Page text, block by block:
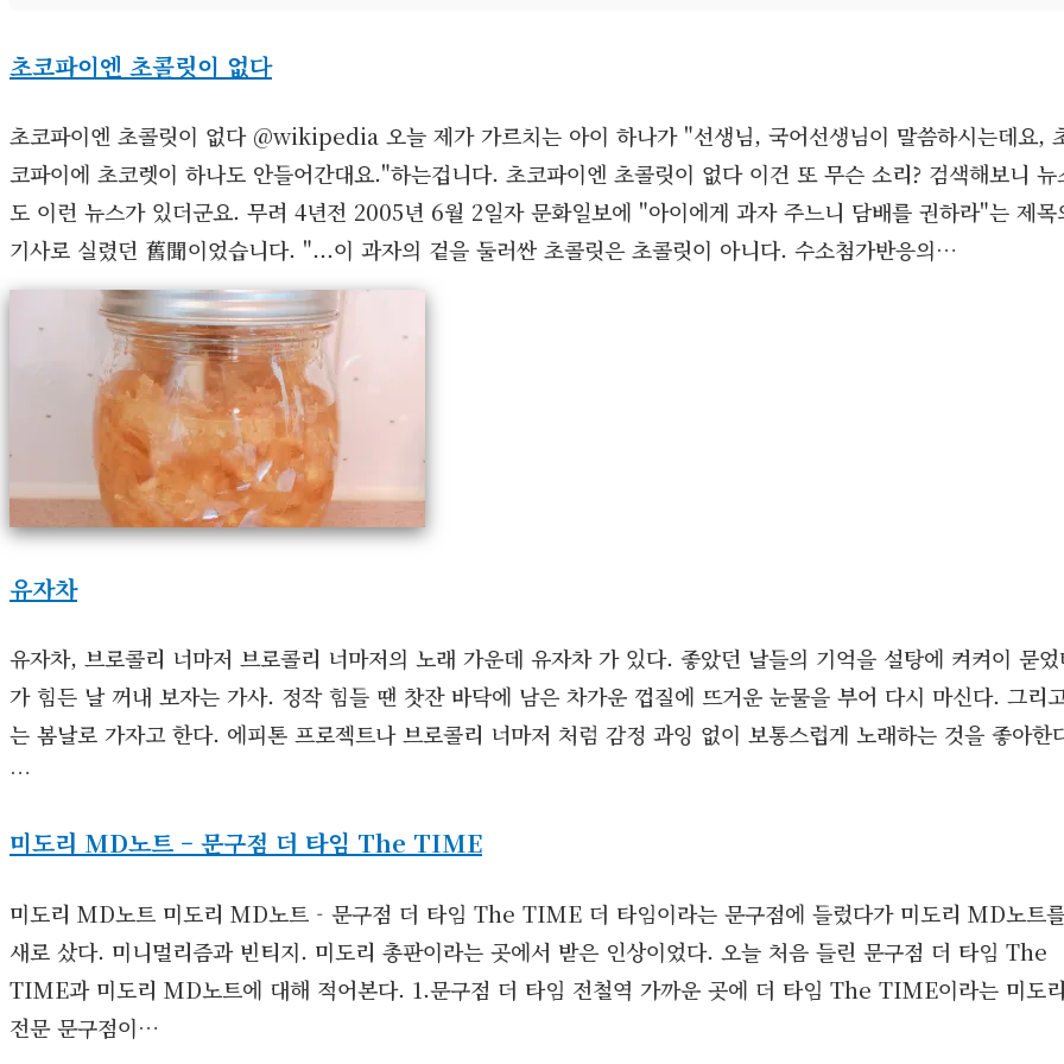
초코파이엔 초콜릿이 없다
초코파이엔 초콜릿이 없다 @wikipedia 오늘 제가 가르치는 아이 하나가 "선생님, 국어선생님이 말씀하시는데요,
코파이에 초코렛이 하나도 안들어간대요."하는겁니다. 초코파이엔 초콜릿이 없다 이건 또 무슨 소리? 검색해보니 뉴
도 이런 뉴스가 있더군요. 무려 4년전 2005년 6월 2일자 문화일보에 "아이에게 과자 주느니 담배를 권하라"는 제목
기사로 실렸던 舊聞이었습니다. "...이 과자의 겉을 둘러싼 초콜릿은 초콜릿이 아니다. 수소첨가반응의…
유자차
유자차, 브로콜리 너마저 브로콜리 너마저의 노래 가운데 유자차 가 있다. 좋았던 날들의 기억을 설탕에 켜켜이 묻
가 힘든 날 꺼내 보자는 가사. 정작 힘들 땐 찻잔 바닥에 남은 차가운 껍질에 뜨거운 눈물을 부어 다시 마신다. 그리
는 봄날로 가자고 한다. 에피톤 프로젝트나 브로콜리 너마저 처럼 감정 과잉 없이 보통스럽게 노래하는 것을 좋아한
…
미도리 MD노트 – 문구점 더 타임 The TIME
미도리 MD노트 미도리 MD노트 - 문구점 더 타임 The TIME 더 타임이라는 문구점에 들렀다가 미도리 MD노트
새로 샀다. 미니멀리즘과 빈티지. 미도리 총판이라는 곳에서 받은 인상이었다. 오늘 처음 들린 문구점 더 타임 The
TIME과 미도리 MD노트에 대해 적어본다. 1.문구점 더 타임 전철역 가까운 곳에 더 타임 The TIME이라는 미도리
전문 문구점이…